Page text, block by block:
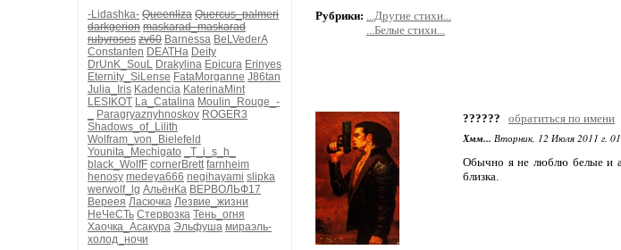
-Lidashka- Queenliza Quercus_palmeri
darkgerion maskarad_maskarad
rubyroses zv60 Barnessa BeLVederA
Constanten DEATHa Deity
DrUnK_SouL Drakylina Epicura Erinyes
Eternity_SiLense FataMorganne J86tan
Julia_Iris Kadencia KaterinaMint
LESIKOT La_Catalina Moulin_Rouge_-
Paragryaznyhnoskov ROGER3
Shadows_of_Lilith
Wolfram_von_Bielefeld
Younita_Mechigato
_T_i_s_h_
black_WolfF cornerBrett farnheim
henosy medeya666 negihayami slipka
werwolf_lg АльёнКа ВЕРВОЛЬФ17
Вереея Ласючка Лезвие_жизни
НеЧеСТь Стервозка Тень_огня
Хаочка_Асакура Эльфуша мираэль-
холод_ночи
Рубрики: ...Другие стихи...
...Белые стихи...
?????? обратиться по имени
Хмм... Вторник, 12 Июля 2011 г.
Обычно я не люблю белые и
близка.